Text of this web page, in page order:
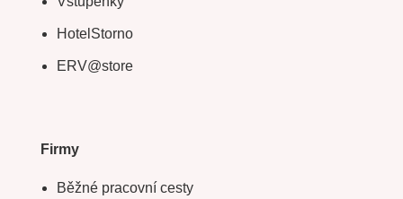
HotelStorno
ERV@store
Firmy
Běžné pracovní cesty